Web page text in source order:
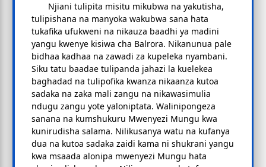
Njiani tulipita misitu mikubwa na yakutisha,
tulipishana na manyoka wakubwa sana hata
tukafika ufukweni na nikauza baadhi ya madini
yangu kwenye kisiwa cha Balrora. Nikanunua pale
bidhaa kadhaa na zawadi za kupeleka nyambani.
Siku tatu baadae tulipanda jahazi la kuelekea
baghadad na tulipofika kwanza nikaanza kutoa
sadaka na zaka mali zangu na nikawasimulia
ndugu zangu yote yaloniptata. Walinipongeza
sanana na kumshukuru Mwenyezi Mungu kwa
kunirudisha salama. Nilikusanya watu na kufanya
dua na kutoa sadaka zaidi kama ni shukrani yangu
kwa msaada alonipa mwenyezi Mungu hata